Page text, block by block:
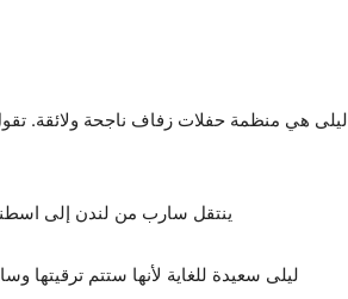
ليلى هي منظمة حفلات زفاف ناجحة ولائقة.
ينتقل سارب من لندن إلى
ليلى سعيدة للغاية لأنها ستتم